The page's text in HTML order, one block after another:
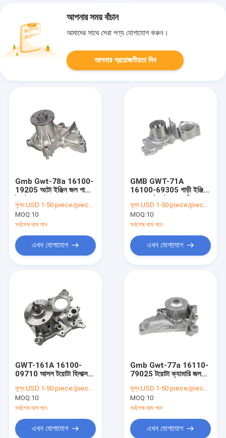
আপনার সময় বাঁচান
আমাদের সাথে সেরা পণ্য যোগাযোগ করুন।
আপনার প্রয়োজনীয়তা দিন
Gmb Gwt-78a 16100-
19205 অটো ইঞ্জিন জল পাম্প
মূল্য:USD 1-50 piece/pieces
MOQ:10
সর্বশেষ দাম পান
এখন যোগাযোগ
GMB GWT-71A
16100-69305 গাড়ী ইঞ্জিন
মূল্য:USD 1-50 piece/pieces
MOQ:10
সর্বশেষ দাম পান
এখন যোগাযোগ
GWT-161A 16100-
09710 আসল টয়োটা হিলাক্স
মূল্য:USD 1-50 piece/pieces
MOQ:10
সর্বশেষ দাম পান
এখন যোগাযোগ
Gmb Gwt-77a 16110-
79025 টয়োটা ক্যামারি জল
মূল্য:USD 1-50 piece/pieces
MOQ:10
সর্বশেষ দাম পান
এখন যোগাযোগ